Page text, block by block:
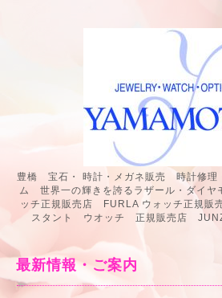
豊橋 宝石・ 時計・メガネ販売 時計修理
ム 世界一の輝きを誇るラザール・ダイ
ッチ正規販売店 FURLA ウォッチ正規販
スタント ウオッチ 正規販売店
最新情報・ご案内